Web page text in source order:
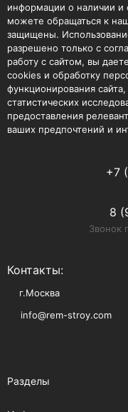
информации о наличии и
можете обращаться к
защищены.
разрешено только с
работу с сайтом, вы
cookies и обработку
функционирования
статистических
предоставления
ваших предпочтений и
+7
8
Звонок
Контакты:
г.Москва
info@rem-stroy.com
Разделы